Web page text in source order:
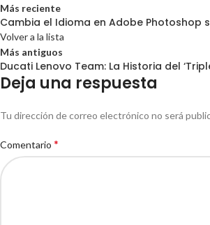
Más reciente
Cambia el Idioma en Adobe Photoshop
Volver a la lista
Más antiguos
Ducati Lenovo Team: La Historia del
Deja una respuesta
Tu dirección de correo electrónico no será
Comentario *